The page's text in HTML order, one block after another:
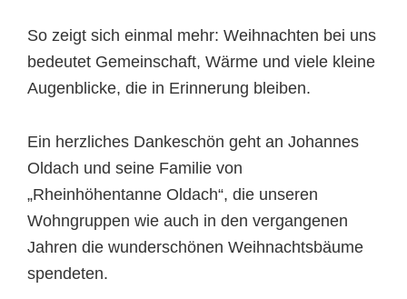
So zeigt sich einmal mehr: Weihnachten bei uns
bedeutet Gemeinschaft, Wärme und viele kleine
Augenblicke, die in Erinnerung bleiben.
Ein herzliches Dankeschön geht an Johannes
Oldach und seine Familie von
„Rheinhöhentanne Oldach“, die unseren
Wohngruppen wie auch in den vergangenen
Jahren die wunderschönen Weihnachtsbäume
spendeten.